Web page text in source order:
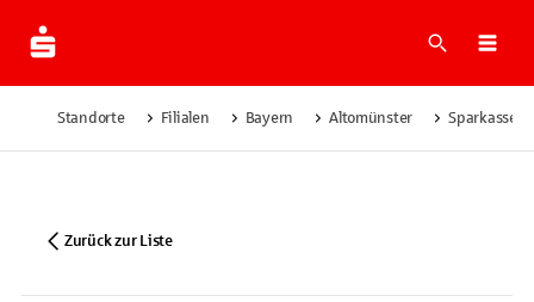
Suche
Standorte Filialen Bayern Altomünster Sparkasse
Zurück zur Liste